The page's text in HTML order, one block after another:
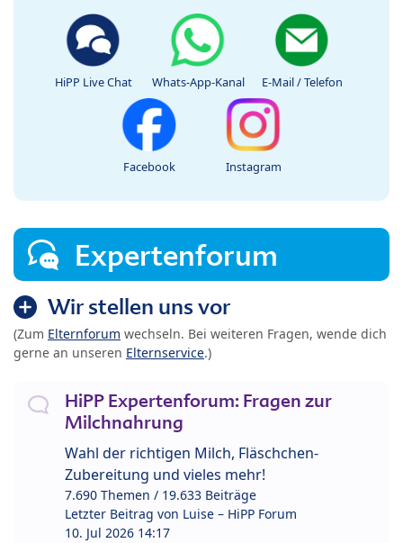
HiPP Live Chat Whats-App-Kanal E-Mail / Telefon
Facebook Instagram
Expertenforum
Wir stellen uns vor
(Zum Elternforum wechseln. Bei weiteren Fragen, wende dich
gerne an unseren Elternservice.)
HiPP Expertenforum: Fragen zur
Milchnahrung
Wahl der richtigen Milch, Fläschchen-
Zubereitung und vieles mehr!
7.690 Themen / 19.633 Beiträge
Letzter Beitrag von Luise – HiPP Forum
10. Jul 2026 14:17